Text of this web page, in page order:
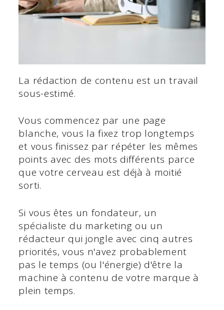
La rédaction de contenu est un travail
sous-estimé.
Vous commencez par une page
blanche, vous la fixez trop longtemps
et vous finissez par répéter les mêmes
points avec des mots différents parce
que votre cerveau est déjà à moitié
sorti.
Si vous êtes un fondateur, un
spécialiste du marketing ou un
rédacteur qui jongle avec cinq autres
priorités, vous n'avez probablement
pas le temps (ou l'énergie) d'être la
machine à contenu de votre marque à
plein temps.